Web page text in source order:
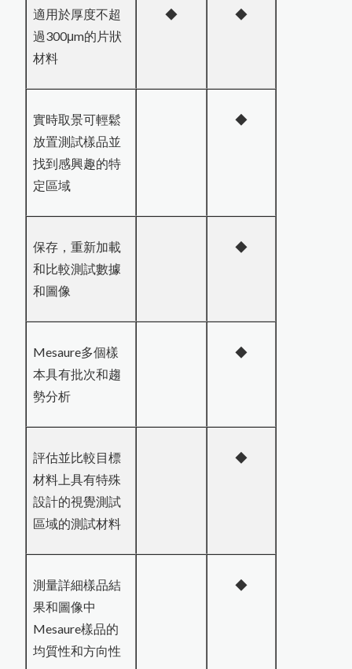
適用於厚度不超
過300μm的片狀
材料
◆ ◆
實時取景可輕鬆
放置測試樣品並
找到感興趣的特
定區域
◆
保存，重新加載
和比較測試數據
和圖像
◆
Mesaure多個樣
本具有批次和趨
勢分析
◆
評估並比較目標
材料上具有特殊
設計的視覺測試
區域的測試材料
◆
測量詳細樣品結
果和圖像中
Mesaure樣品的
均質性和方向性
◆